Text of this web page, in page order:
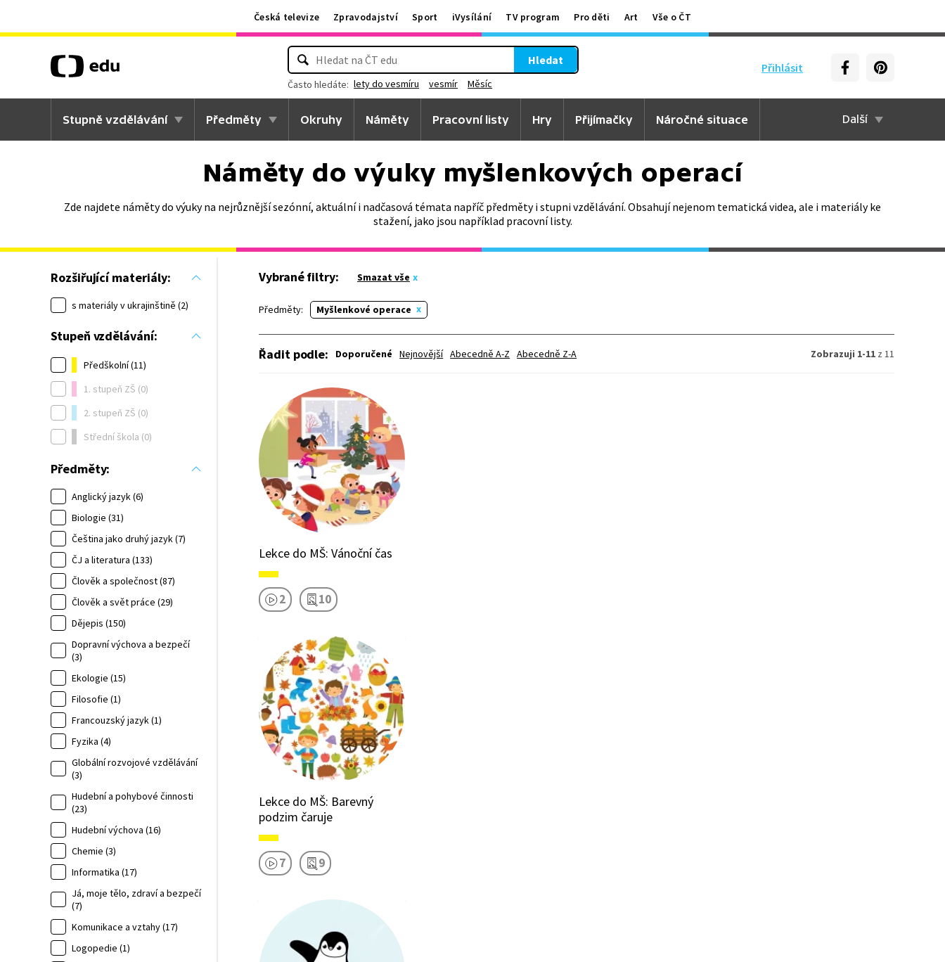
Česká televize Zpravodajství Sport iVysílání TV program Pro děti Art Vše o ČT
Přihlásit
Hledat
Často hledáte: lety do vesmíru vesmír Měsíc
Stupně vzdělávání Předměty Okruhy Náměty Pracovní listy Hry Přijímačky Náročné situace Další
Náměty do výuky myšlenkových operací
Zde najdete náměty do výuky na nejrůznější sezónní, aktuální i nadčasová témata napříč předměty i stupni vzdělávání. Obsahují nejenom tematická videa, ale i materiály ke
stažení, jako jsou například pracovní listy.
Rozšiřující materiály:
s materiály v ukrajinštině (2)
Stupeň vzdělávání:
Předškolní (11)
1. stupeň ZŠ (0)
2. stupeň ZŠ (0)
Střední škola (0)
Předměty:
Anglický jazyk (6)
Biologie (31)
Čeština jako druhý jazyk (7)
ČJ a literatura (133)
Člověk a společnost (87)
Člověk a svět práce (29)
Dějepis (150)
Dopravní výchova a bezpečí
(3)
Ekologie (15)
Filosofie (1)
Francouzský jazyk (1)
Fyzika (4)
Globální rozvojové vzdělávání
(3)
Hudební a pohybové činnosti
(23)
Hudební výchova (16)
Chemie (3)
Informatika (17)
Já, moje tělo, zdraví a bezpečí
(7)
Komunikace a vztahy (17)
Logopedie (1)
Vybrané filtry: Smazat vše
Předměty: Myšlenkové operace
Řadit podle: Doporučené Nejnovější Abecedně A-Z Abecedně Z-A Zobrazuji 1-11 z 11
Lekce do MŠ: Vánoční čas
2 10
Lekce do MŠ: Barevný
podzim čaruje
7 9